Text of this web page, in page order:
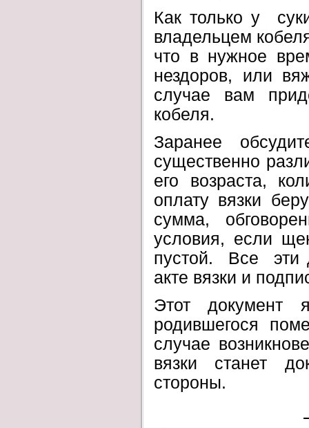
Как только у
владельцем
что в нужное
нездоров, или
случае вам
кобеля.
Заранее
существенно
его возраста,
оплату вязки
сумма,
условия, если
пустой. Все эти
акте вязки и
Этот документ
родившегося
случае
вязки станет
стороны.